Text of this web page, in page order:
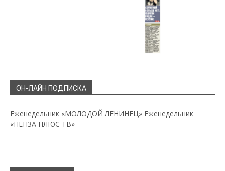
ОН-ЛАЙН ПОДПИСКА
Еженедельник «МОЛОДОЙ ЛЕНИНЕЦ» Еженедельник
«ПЕНЗА ПЛЮС ТВ»